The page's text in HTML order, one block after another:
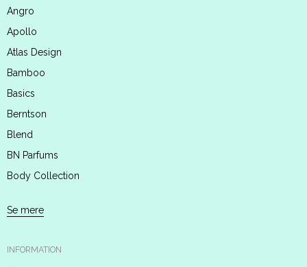
Angro
Apollo
Atlas Design
Bamboo
Basics
Berntson
Blend
BN Parfums
Body Collection
Se mere
INFORMATION